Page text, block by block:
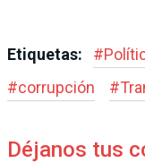
Etiquetas: #
#corrupción #
Déjanos tus